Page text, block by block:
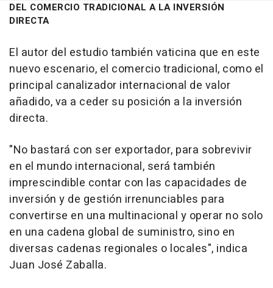
DEL COMERCIO TRADICIONAL A LA INVERSIÓN
DIRECTA
El autor del estudio también vaticina que en este
nuevo escenario, el comercio tradicional, como el
principal canalizador internacional de valor
añadido, va a ceder su posición a la inversión
directa.
"No bastará con ser exportador, para sobrevivir
en el mundo internacional, será también
imprescindible contar con las capacidades de
inversión y de gestión irrenunciables para
convertirse en una multinacional y operar no solo
en una cadena global de suministro, sino en
diversas cadenas regionales o locales", indica
Juan José Zaballa.